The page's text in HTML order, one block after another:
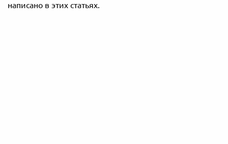
написано в этих статьях.